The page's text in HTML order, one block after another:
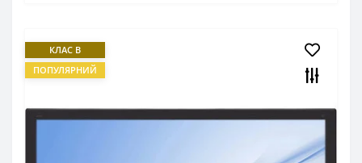
КЛАС B
ПОПУЛЯРНИЙ